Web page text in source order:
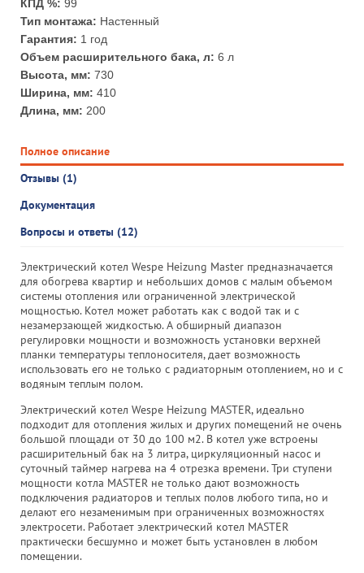
КПД %: 99
Тип монтажа: Настенный
Гарантия: 1 год
Объем расширительного бака, л: 6 л
Высота, мм: 730
Ширина, мм: 410
Длина, мм: 200
Полное описание
Отзывы (1)
Документация
Вопросы и ответы (12)
Электрический котел Wespe Heizung Master предназначается
для обогрева квартир и небольших домов с малым объемом
системы отопления или ограниченной электрической
мощностью. Котел может работать как с водой так и с
незамерзающей жидкостью. А обширный диапазон
регулировки мощности и возможность установки верхней
планки температуры теплоносителя, дает возможность
использовать его не только с радиаторным отоплением, но и с
водяным теплым полом.
Электрический котел Wespe Heizung MASTER, идеально
подходит для отопления жилых и других помещений не очень
большой площади от 30 до 100 м2. В котел уже встроены
расширительный бак на 3 литра, циркуляционный насос и
суточный таймер нагрева на 4 отрезка времени. Три ступени
мощности котла MASTER не только дают возможность
подключения радиаторов и теплых полов любого типа, но и
делают его незаменимым при ограниченных возможностях
электросети. Работает электрический котел MASTER
практически бесшумно и может быть установлен в любом
помещении.